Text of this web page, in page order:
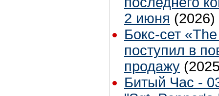
2 июня (2026)
Бокс-сет
поступил в
продажу
Битый Час -